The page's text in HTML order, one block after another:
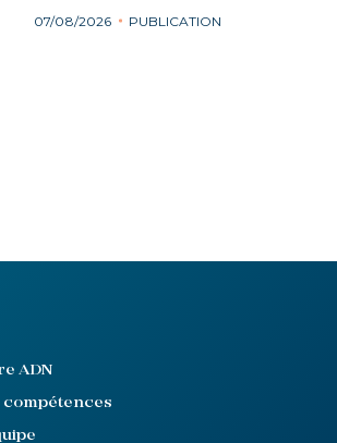
07/08/2026 PUBLICATION
ADN
compétences